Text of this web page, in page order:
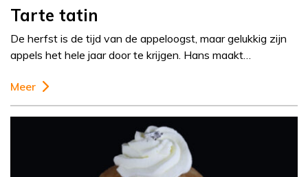
Tarte tatin
De herfst is de tijd van de appeloogst, maar gelukkig zijn
appels het hele jaar door te krijgen. Hans maakt…
Meer